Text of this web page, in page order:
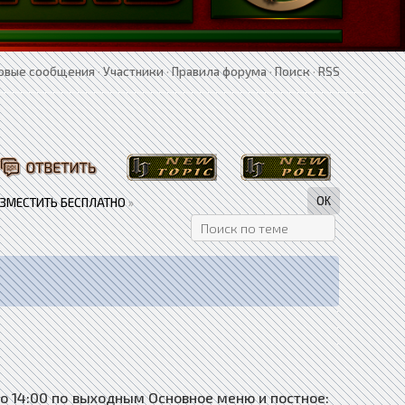
сообщения·Участники·Правила форума·Поиск·RSS
БЕСПЛАТНО»
14:00 по выходным Основное меню и постное: